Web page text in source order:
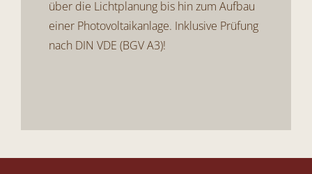
über die Lichtplanung bis hin zum Aufbau
einer Photovoltaikanlage. Inklusive Prüfung
nach DIN VDE (BGVA3)!